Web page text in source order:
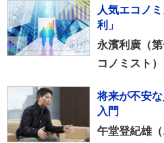
人気エコノ
利」
永濱利廣（
コノミスト）
将来が不安
入門
午堂登紀雄